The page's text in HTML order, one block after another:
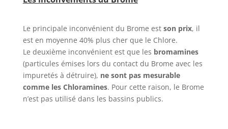
Le principale inconvénient du Brome est son prix, il
est en moyenne 40% plus cher que le Chlore.
Le deuxième inconvénient est que les bromamines
(particules émises lors du contact du Brome avec les
impuretés à détruire), ne sont pas mesurable
comme les Chloramines. Pour cette raison, le Brome
n’est pas utilisé dans les bassins publics.